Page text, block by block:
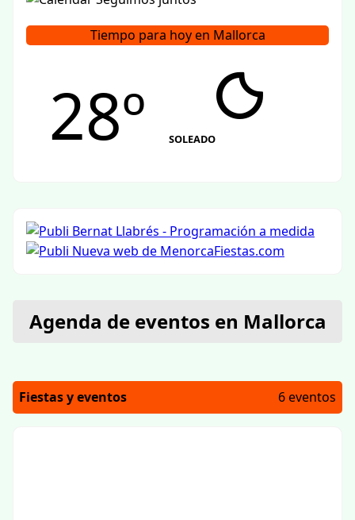
Tiempo para hoy en Mallorca
28º SOLEADO
Agenda de eventos en Mallorca
Fiestas y eventos 6 eventos